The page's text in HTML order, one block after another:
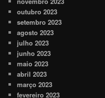
outubro 2023
setembro 2023
agosto 2023
julho 2023
junho 2023
maio 2023
abril 2023
março 2023
fevereiro 2023